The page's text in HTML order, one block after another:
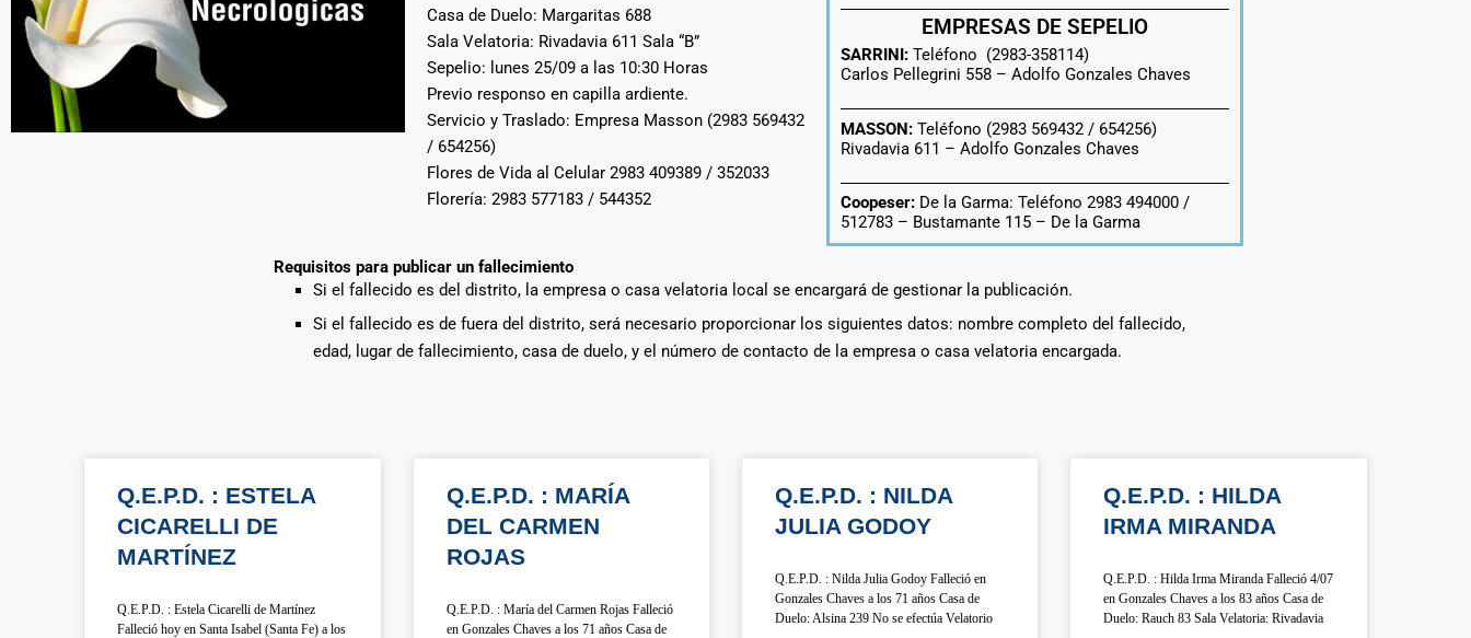
Casa de Duelo: Margaritas 688
Sala Velatoria: Rivadavia 611 Sala “B”
Sepelio: lunes 25/09 a las 10:30 Horas
Previo responso en capilla ardiente.
Servicio y Traslado: Empresa Masson (2983 569432
/ 654256)
Flores de Vida al Celular 2983 409389 / 352033
Florería: 2983 577183 / 544352
EMPRESAS DE SEPELIO
SARRINI:Teléfono (2983-358114)
Carlos Pellegrini 558 – Adolfo Gonzales Chaves
MASSON:Teléfono (2983 569432 / 654256)
Rivadavia 611 – Adolfo Gonzales Chaves
Coopeser:De la Garma: Teléfono 2983 494000 /
512783 – Bustamante 115 – De la Garma
Requisitos para publicar un fallecimiento
Si el fallecido es del distrito, la empresa o casa velatoria local se encargará de gestionar la publicación.
Si el fallecido es de fuera del distrito, será necesario proporcionar los siguientes datos: nombre completo del fallecido,
edad, lugar de fallecimiento, casa de duelo, y el número de contacto de la empresa o casa velatoria encargada.
Q.E.P.D. : ESTELA
CICARELLI DE
MARTÍNEZ
Q.E.P.D. : Estela Cicarelli de Martínez
Falleció hoy en Santa Isabel (Santa Fe) a los
Q.E.P.D. : MARÍA
DEL CARMEN
ROJAS
Q.E.P.D. : María del Carmen Rojas Falleció
en Gonzales Chaves a los 71 años Casa de
Q.E.P.D. : NILDA
JULIA GODOY
Q.E.P.D. : Nilda Julia Godoy Falleció en
Gonzales Chaves a los 71 años Casa de
Duelo: Alsina 239 No se efectúa Velatorio
Q.E.P.D. : HILDA
IRMA MIRANDA
Q.E.P.D. : Hilda Irma Miranda Falleció 4/07
en Gonzales Chaves a los 83 años Casa de
Duelo: Rauch 83 Sala Velatoria: Rivadavia